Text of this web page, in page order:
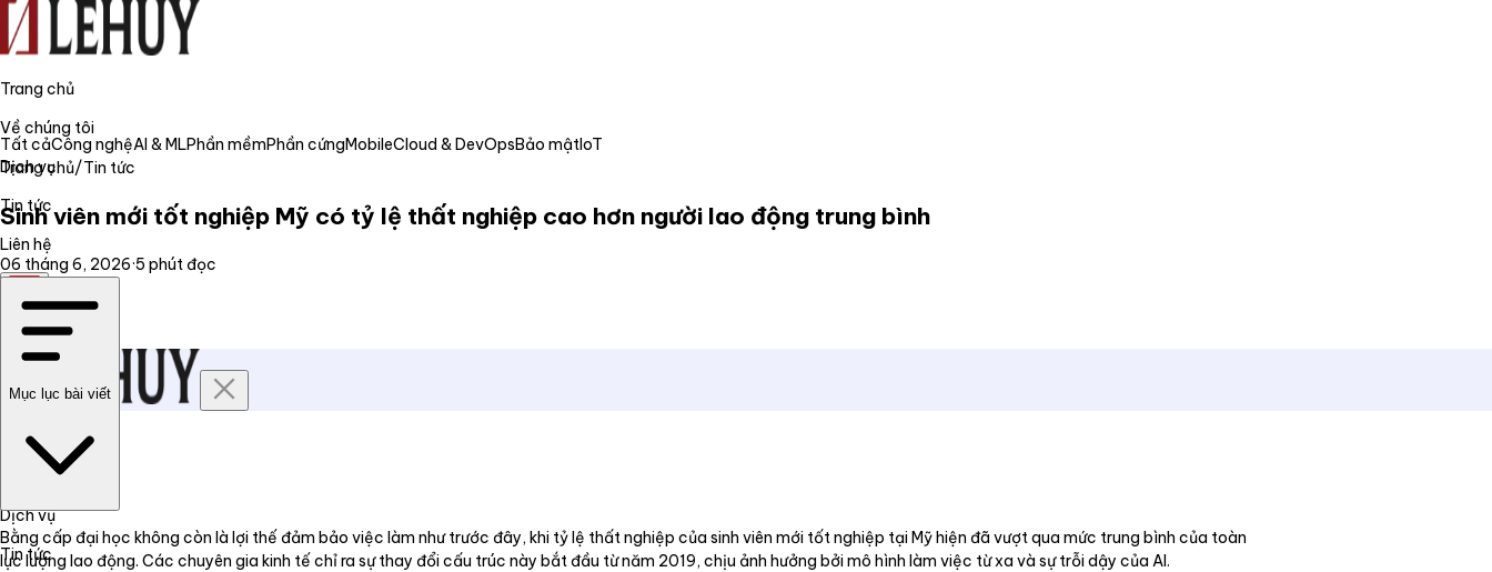
Trang chủ
Về chúng tôi
Dịch vụ
Tin tức
Liên hệ
Trang chủ
Về chúng tôi
Dịch vụ
Tin tức
Tất cảCông nghệAI & MLPhần mềmPhần cứngMobileCloud & DevOpsBảo mậtIoT
Trang chủ/Tin tức
Sinh viên mới tốt nghiệp Mỹ có tỷ lệ thất nghiệp cao hơn người lao động trung bình
06 tháng 6, 2026·5 phút đọc
Mục lục bài viết
Bằng cấp đại học không còn là lợi thế đảm bảo việc làm như trước đây, khi tỷ lệ thất nghiệp của sinh viên mới tốt nghiệp tại Mỹ hiện đã vượt qua mức trung bình của toàn
lực lượng lao động. Các chuyên gia kinh tế chỉ ra sự thay đổi cấu trúc này bắt đầu từ năm 2019, chịu ảnh hưởng bởi mô hình làm việc từ xa và sự trỗi dậy của AI.